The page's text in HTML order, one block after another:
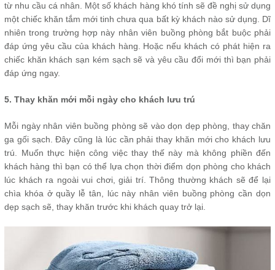
từ nhu cầu cá nhân. Một số khách hàng khó tính sẽ đề nghị sử dụng
một chiếc khăn tắm mới tinh chưa qua bất kỳ khách nào sử dụng. Dĩ
nhiên trong trường hợp này nhân viên buồng phòng bắt buộc phải
đáp ứng yêu cầu của khách hàng. Hoặc nếu khách có phát hiện ra
chiếc khăn khách sạn kém sạch sẽ và yêu cầu đổi mới thì bạn phải
đáp ứng ngay.
5. Thay khăn mới mỗi ngày cho khách lưu trú
Mỗi ngày nhân viên buồng phòng sẽ vào dọn dẹp phòng, thay chăn
ga gối sạch. Đây cũng là lúc cần phải thay khăn mới cho khách lưu
trú. Muốn thực hiện công việc thay thế này mà không phiền đến
khách hàng thì bạn có thể lựa chọn thời điểm dọn phòng cho khách
lúc khách ra ngoài vui chơi, giải trí. Thông thường khách sẽ để lại
chìa khóa ở quầy lễ tân, lúc này nhân viên buồng phòng cần dọn
dẹp sạch sẽ, thay khăn trước khi khách quay trở lại.